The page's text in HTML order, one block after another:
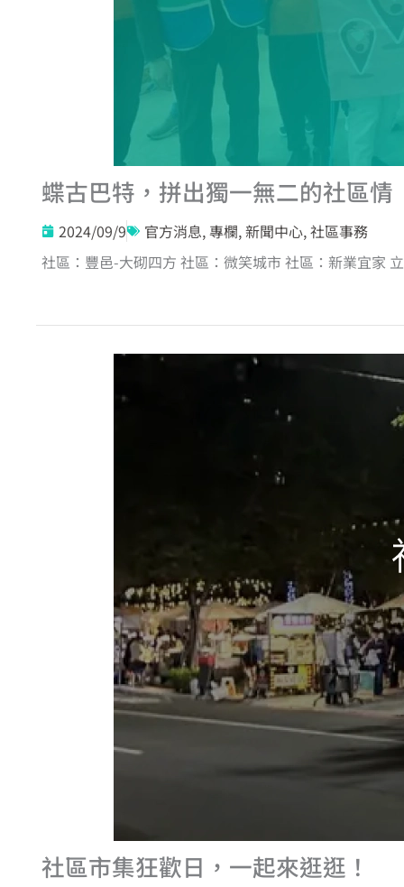
蝶古巴特，拼出獨一無二的社區情
2024/09/9 官方消息,專欄,新聞中心,社區事務
社區：豐邑-大砌四方 社區：微笑城市 社區：新業宜家
社區市集狂歡日，一起來逛逛！